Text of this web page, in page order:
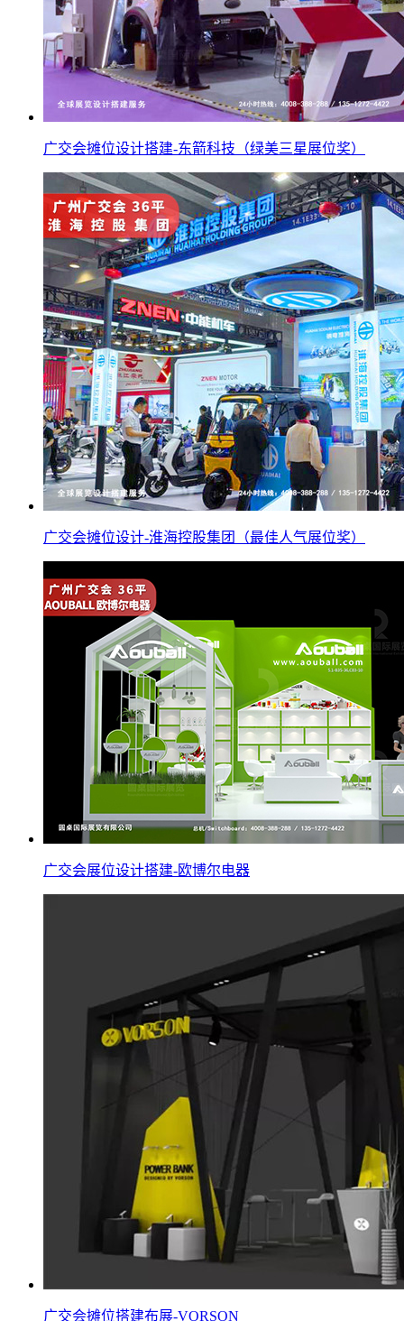
广交会摊位设计搭建-东箭科技（绿美三星展位奖）
广交会摊位设计-淮海控股集团（最佳人气展位奖）
广交会展位设计搭建-欧博尔电器
广交会摊位搭建布展-VORSON